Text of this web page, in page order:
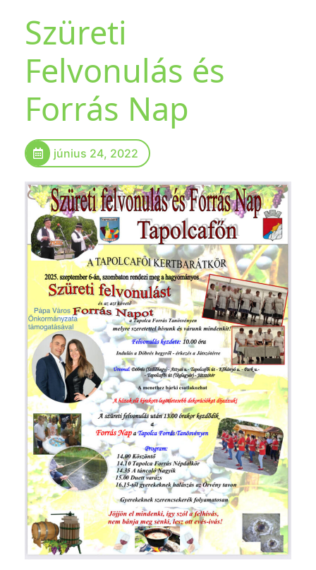
Szüreti
Felvonulás és
Forrás Nap
június 24, 2022